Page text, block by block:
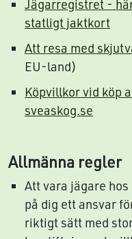
Jägarregistret -
statligt jaktkort
Att resa med
EU-land)
Köpvillkor vid köp
sveaskog.se
Allmänna regler
Att vara jägare
på dig ett ansvar
riktigt sätt med